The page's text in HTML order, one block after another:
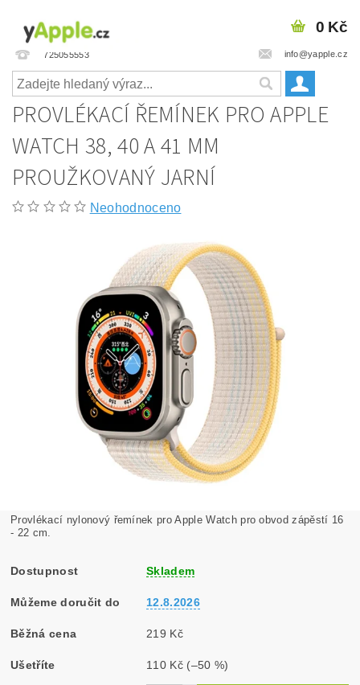
725055553 info@yapple.cz
0 Kč
PROVLÉKACÍ ŘEMÍNEK PRO APPLE
WATCH 38, 40 A 41 MM
PROUŽKOVANÝ JARNÍ
Neohodnoceno
Provlékací nylonový řemínek pro Apple Watch pro obvod zápěstí 16
- 22 cm.
Dostupnost Skladem
Můžeme doručit do 12.8.2026
Běžná cena 219 Kč
Ušetříte 110 Kč (–50 %)